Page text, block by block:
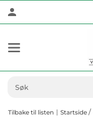
Tilbake til listen Startside